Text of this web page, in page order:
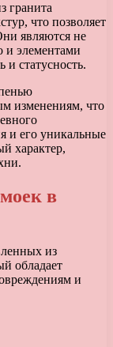
гранита
что позволяет
являются не
и элементами
и статусность.
изменениям, что
и его уникальные
характер,
в
из
обладает
и